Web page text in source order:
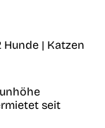
Hunde | Katzen
seit